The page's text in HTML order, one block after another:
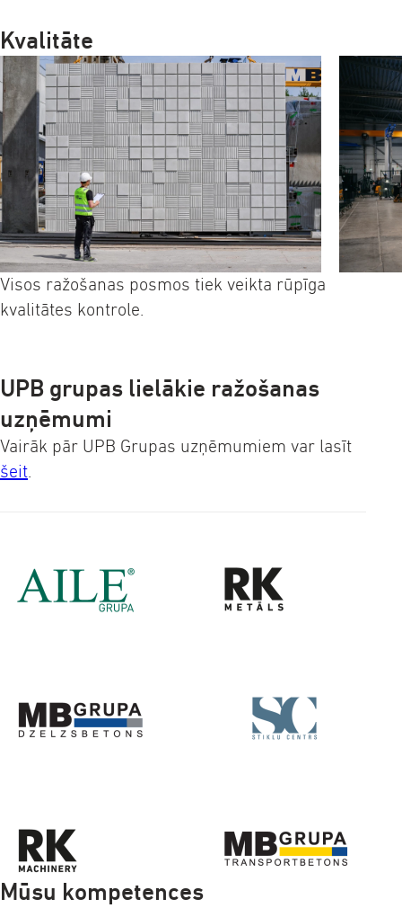
Kvalitāte
Visos ražošanas posmos tiek veikta rūpīga
kvalitātes kontrole.
UPB grupas lielākie ražošanas
uzņēmumi
Vairāk pār UPB Grupas uzņēmumiem var lasīt
šeit.
Mūsu kompetences